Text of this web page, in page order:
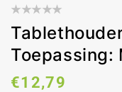
Toepassing:
Normale
€12,79